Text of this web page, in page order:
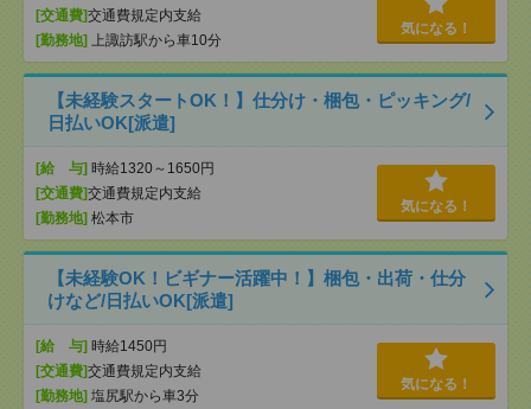
[交通費]交通費規定内支給
[勤務地] 上諏訪駅から車10分
気になる！
【未経験スタートOK！】仕分け・梱包・ピッキング/
日払いOK[派遣]
[給 与] 時給1320～1650円
[交通費]交通費規定内支給
[勤務地] 松本市
気になる！
【未経験OK！ビギナー活躍中！】梱包・出荷・仕分
けなど/日払いOK[派遣]
[給 与] 時給1450円
[交通費]交通費規定内支給
[勤務地] 塩尻駅から車3分
気になる！